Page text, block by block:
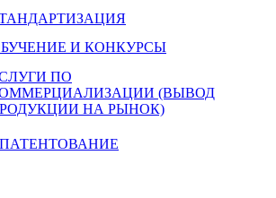
И КОНКУРСЫ
ПО
(ВЫВОД
НА РЫНОК)
ПАТЕНТОВАНИЕ